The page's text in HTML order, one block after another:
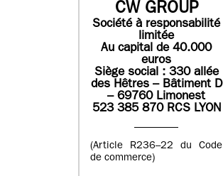
CW GROUP
Société à responsabilité
limitée
Au capital de 40.000
euros
Siège social : 330 allée
des Hêtres – Bâtiment D
– 69760 Limonest
523 385 870 RCS LYON
(Article R236–22 du Code
de commerce)